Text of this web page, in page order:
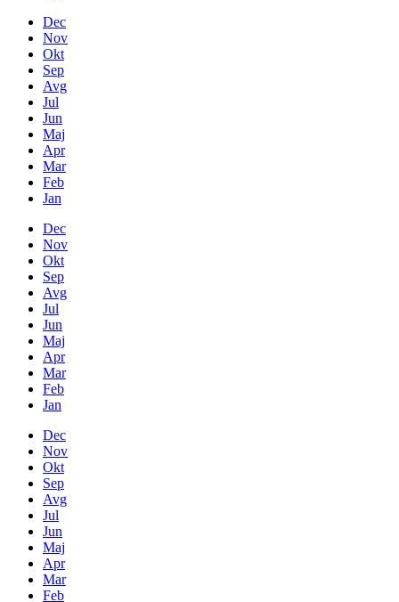
Dec
Nov
Okt
Sep
Avg
Jul
Jun
Maj
Apr
Mar
Feb
Jan
Dec
Nov
Okt
Sep
Avg
Jul
Jun
Maj
Apr
Mar
Feb
Jan
Dec
Nov
Okt
Sep
Avg
Jul
Jun
Maj
Apr
Mar
Feb